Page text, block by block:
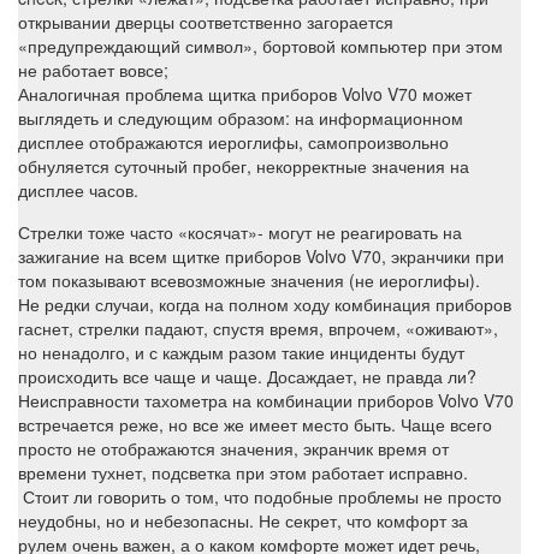
открывании дверцы соответственно загорается
«предупреждающий символ», бортовой компьютер при этом
не работает вовсе;
Аналогичная проблема щитка приборов Volvo V70 может
выглядеть и следующим образом: на информационном
дисплее отображаются иероглифы, самопроизвольно
обнуляется суточный пробег, некорректные значения на
дисплее часов.
Стрелки тоже часто «косячат»- могут не реагировать на
зажигание на всем щитке приборов Volvo V70, экранчики при
том показывают всевозможные значения (не иероглифы).
Не редки случаи, когда на полном ходу комбинация приборов
гаснет, стрелки падают, спустя время, впрочем, «оживают»,
но ненадолго, и с каждым разом такие инциденты будут
происходить все чаще и чаще. Досаждает, не правда ли?
Неисправности тахометра на комбинации приборов Volvo V70
встречается реже, но все же имеет место быть. Чаще всего
просто не отображаются значения, экранчик время от
времени тухнет, подсветка при этом работает исправно.
Стоит ли говорить о том, что подобные проблемы не просто
неудобны, но и небезопасны. Не секрет, что комфорт за
рулем очень важен, а о каком комфорте может идет речь,